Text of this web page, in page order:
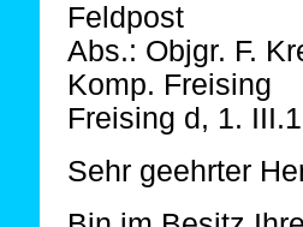
Feldpost
Abs.: Objgr. F.
Komp. Freising
Freising d, 1.
Sehr geehrter